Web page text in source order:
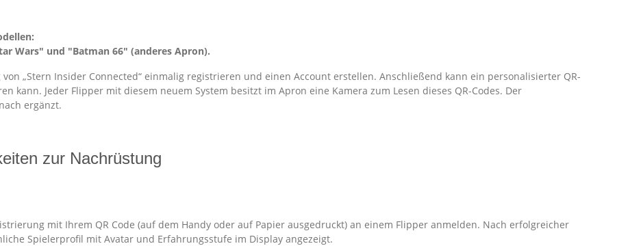
Wars" und "Batman 66" (anderes Apron).
„Stern Insider Connected“ einmalig registrieren und einen Account erstellen. Anschließend kann ein personalisierter QR-
kann. Jeder Flipper mit diesem neuem System besitzt im Apron eine Kamera zum Lesen dieses QR-Codes. Der
ergänzt.
zur Nachrüstung
mit Ihrem QR Code (auf dem Handy oder auf Papier ausgedruckt) an einem Flipper anmelden. Nach erfolgreicher
Spielerprofil mit Avatar und Erfahrungsstufe im Display angezeigt.